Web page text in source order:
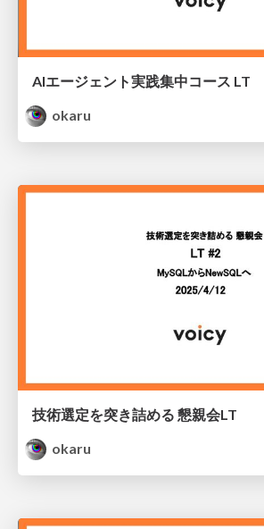
AIエージェント実践集中コース LT
okaru
技術選定を突き詰める 懇親会LT
okaru